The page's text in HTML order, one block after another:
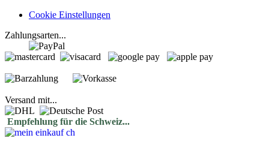
Cookie Einstellungen
Zahlungsarten...
Versand mit...
Empfehlung für die Schweiz...